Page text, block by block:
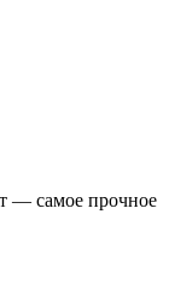
— самое прочное